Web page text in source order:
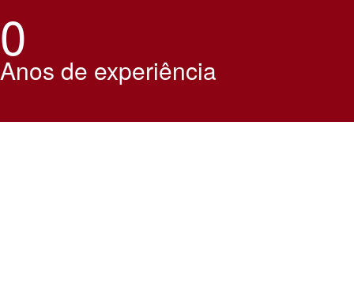
0
Anos de experiência